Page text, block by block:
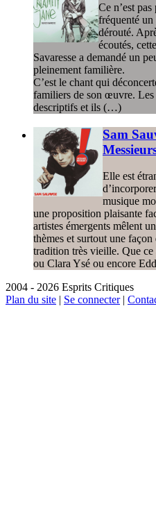
Ce n’est
fréquenté un
dérouté.
écoutés,
Savaresse a demandé un
pleinement familière.
C’est le chant qui
familiers de son œuvre. Les
descriptifs et ils (…)
Sam
Elle est
musique
une proposition plaisante
artistes émergents mêlent
thèmes et surtout une façon
tradition très vieille. Que ce
ou Clara Ysé ou encore
2004 - 2026 Esprits Critiques
Plan du site | Se connecter|